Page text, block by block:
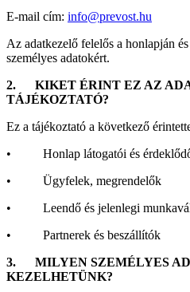
E-mail cím: info@prevost.hu
Az adatkezelő felelős a honlapján
személyes adatokért.
2. KIKET ÉRINT EZ AZ
TÁJÉKOZTATÓ?
Ez a tájékoztató a következő
• Honlap látogatói és
• Ügyfelek, megrendelők
• Leendő és jelenlegi
• Partnerek és beszállítók
3. MILYEN SZEMÉLYES
KEZELHETÜNK?